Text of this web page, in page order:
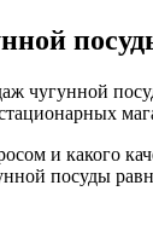
чугунной
и какого
посуды